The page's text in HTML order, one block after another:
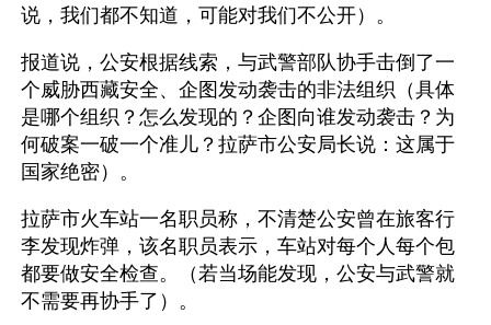
说，我们都不知道，可能对我们不公开）。
报道说，公安根据线索，与武警部队协手击倒了一
个威胁西藏安全、企图发动袭击的非法组织（具体
是哪个组织？怎么发现的？企图向谁发动袭击？为
何破案一破一个准儿？拉萨市公安局长说：这属于
国家绝密）。
拉萨市火车站一名职员称，不清楚公安曾在旅客行
李发现炸弹，该名职员表示，车站对每个人每个包
都要做安全检查。（若当场能发现，公安与武警就
不需要再协手了）。